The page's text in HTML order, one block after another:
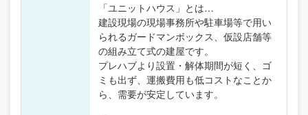
「ユニットハウス」とは…
建設現場の現場事務所や駐車場等で用い
られるガードマンボックス、仮設店舗等
の組み立て式の建屋です。
プレハブより設置・解体期間が短く、ゴ
ミも出ず、運搬費用も低コストなことか
ら、需要が安定しています。